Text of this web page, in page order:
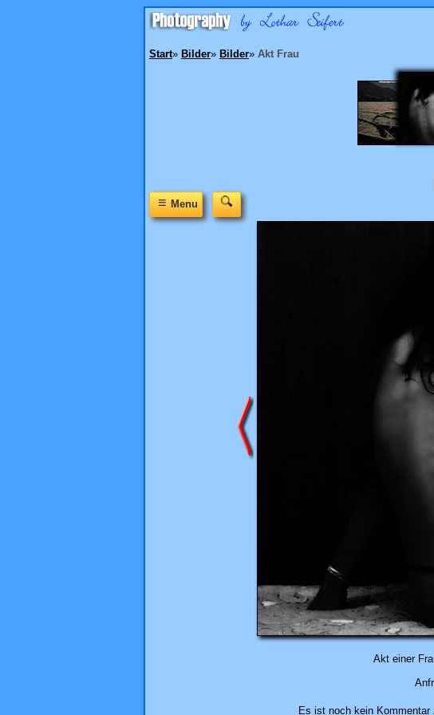
Start» Bilder» Bilder» Akt Frau
≡Menu
Akt einer
Es ist noch kein